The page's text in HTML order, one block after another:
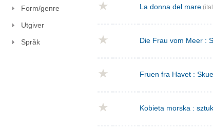
Form/genre
Utgiver
Språk
La donna del mare
Die Frau vom Meer :
Fruen fra Havet :
Kobieta morska :